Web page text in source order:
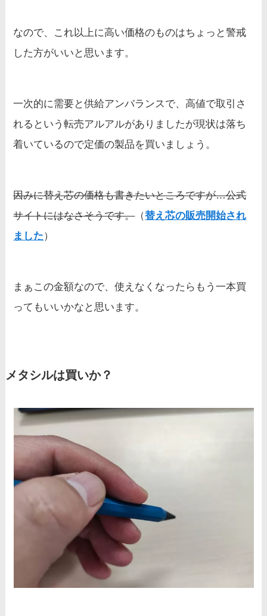
なので、これ以上に高い価格のものはちょっと警戒
した方がいいと思います。
一次的に需要と供給アンバランスで、高値で取引さ
れるという転売アルアルがありましたが現状は落ち
着いているので定価の製品を買いましょう。
因みに替え芯の価格も書きたいところですが…公式
サイトにはなさそうです。（替え芯の販売開始され
ました）
まぁこの金額なので、使えなくなったらもう一本買
ってもいいかなと思います。
メタシルは買いか？